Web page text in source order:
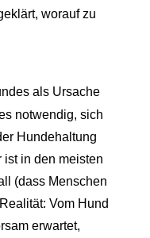
worauf zu
als Ursache
notwendig, sich
Hundehaltung
in den meisten
(dass Menschen
Vom Hund
erwartet,